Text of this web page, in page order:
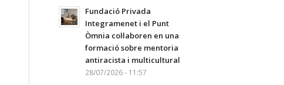
Fundació Privada
Integramenet i el Punt
Òmnia col·laboren en una
formació sobre mentoria
antiracista i multicultural
28/07/2026 - 11:57